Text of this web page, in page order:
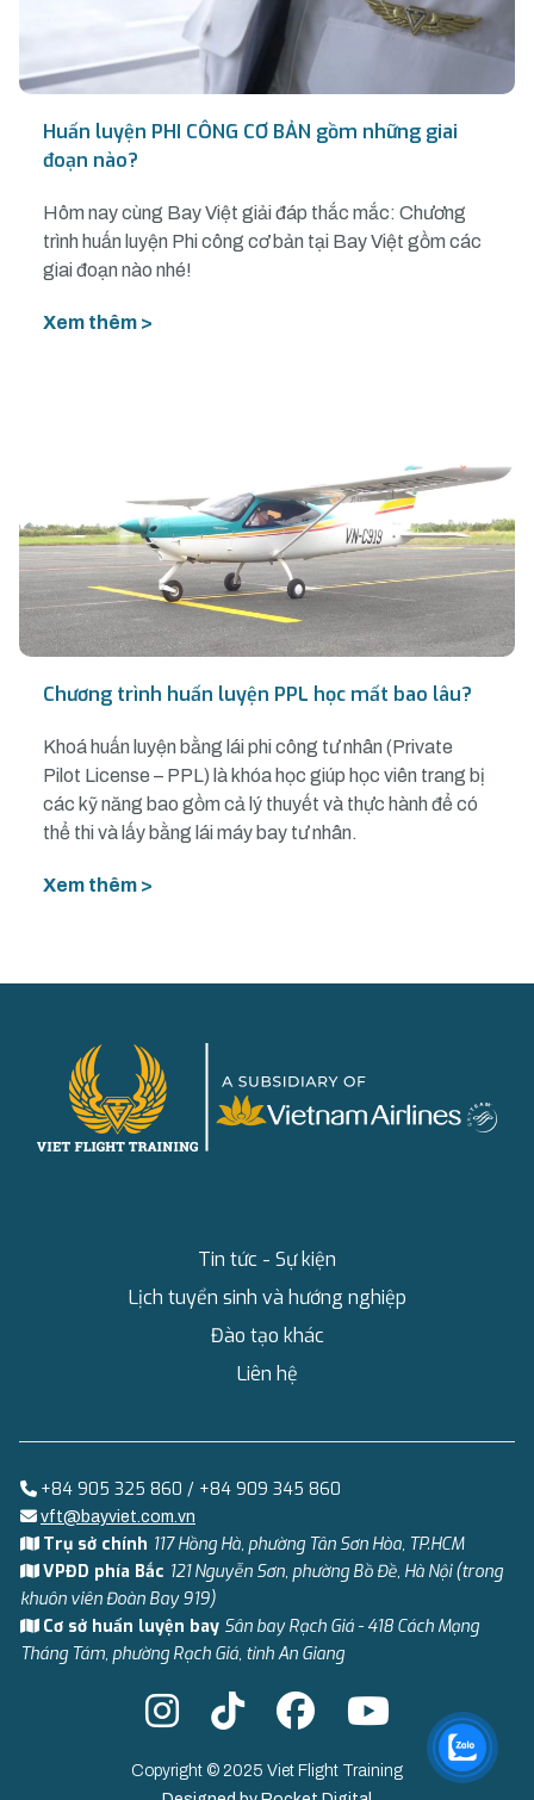
Huấn luyện PHI CÔNG CƠ BẢN gồm những giai
đoạn nào?
Hôm nay cùng Bay Việt giải đáp thắc mắc: Chương
trình huấn luyện Phi công cơ bản tại Bay Việt gồm các
giai đoạn nào nhé!
Xem thêm >
Chương trình huấn luyện PPL học mất bao lâu?
Khoá huấn luyện bằng lái phi công tư nhân (Private
Pilot License – PPL) là khóa học giúp học viên trang bị
các kỹ năng bao gồm cả lý thuyết và thực hành để có
thể thi và lấy bằng lái máy bay tư nhân.
Xem thêm >
Tin tức - Sự kiện
Lịch tuyển sinh và hướng nghiệp
Đào tạo khác
Liên hệ
+84 905 325 860 / +84 909 345 860
vft@bayviet.com.vn
Trụ sở chính 117 Hồng Hà, phường Tân Sơn Hòa, TP.HCM
VPĐD phía Bắc 121 Nguyễn Sơn, phường Bồ Đề, Hà Nội (trong
khuôn viên Đoàn Bay 919)
Cơ sở huấn luyện bay Sân bay Rạch Giá - 418 Cách Mạng
Tháng Tám, phường Rạch Giá, tỉnh An Giang
Copyright © 2025 Viet Flight Training